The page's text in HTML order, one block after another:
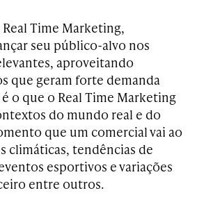
Time Marketing,
seu público-alvo nos
aproveitando
que geram forte demanda
o que o Real Time Marketing
do mundo real e do
que um comercial vai ao
climáticas, tendências de
esportivos e variações
entre outros.